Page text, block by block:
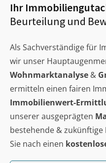
Ihr
Beurteilung und
Als Sachverständige für
wir unser
Wohnmarktanalyse &
ermitteln einen fairen
Immobilienwert-
unserer ausgeprägten
bestehende &
Sie nach einen